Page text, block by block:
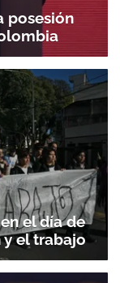
posesión
el día de
y el trabajo